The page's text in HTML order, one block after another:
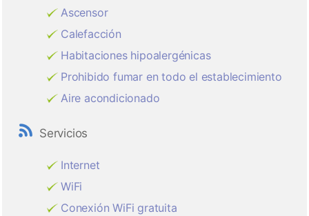
Ascensor
Calefacción
Habitaciones hipoalergénicas
Prohibido fumar en todo el establecimiento
Aire acondicionado
Servicios
Internet
WiFi
Conexión WiFi gratuita